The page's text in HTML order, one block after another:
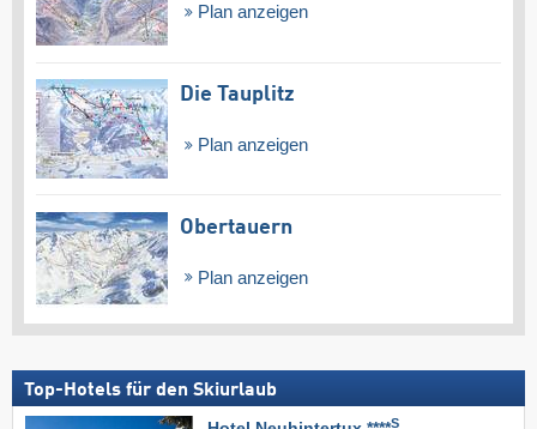
Plan anzeigen
Die Tauplitz
Plan anzeigen
Obertauern
Plan anzeigen
Top-Hotels für den Skiurlaub
S